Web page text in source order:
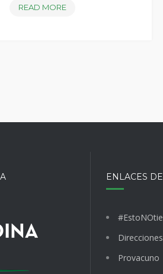
READ MOREANUGA
ENLACES
Direcciones
Provacuno